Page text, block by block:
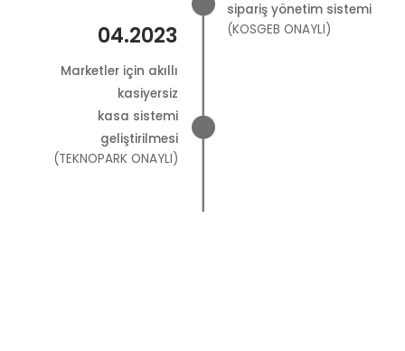
sipariş yönetim sistemi
(KOSGEB ONAYLI)
04.2023
Marketler için akıllı
kasiyersiz
kasa sistemi
geliştirilmesi
(TEKNOPARK ONAYLI)